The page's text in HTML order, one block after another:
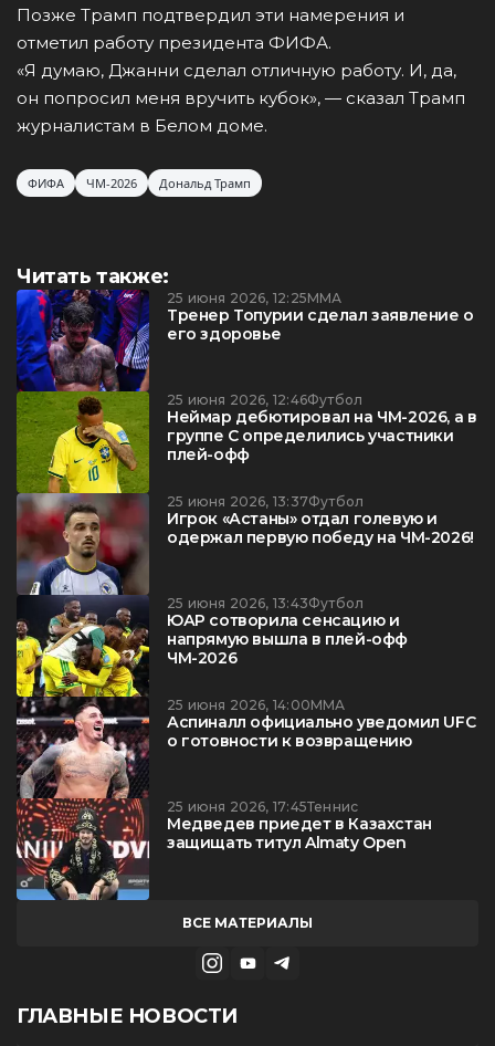
Позже Трамп подтвердил эти намерения и
отметил работу президента ФИФА.
«Я думаю, Джанни сделал отличную работу. И, да,
он попросил меня вручить кубок», — сказал Трамп
журналистам в Белом доме.
ФИФА ЧМ-2026 Дональд Трамп
Читать также:
25 июня 2026, 12:25ММА
Тренер Топурии сделал заявление о
его здоровье
25 июня 2026, 12:46Футбол
Неймар дебютировал на ЧМ-2026, а в
группе C определились участники
плей-офф
25 июня 2026, 13:37Футбол
Игрок «Астаны» отдал голевую и
одержал первую победу на ЧМ-2026!
25 июня 2026, 13:43Футбол
ЮАР сотворила сенсацию и
напрямую вышла в плей-офф
ЧМ-2026
25 июня 2026, 14:00ММА
Аспиналл официально уведомил UFC
о готовности к возвращению
25 июня 2026, 17:45Теннис
Медведев приедет в Казахстан
защищать титул Almaty Open
ВСЕ МАТЕРИАЛЫ
ГЛАВНЫЕ НОВОСТИ